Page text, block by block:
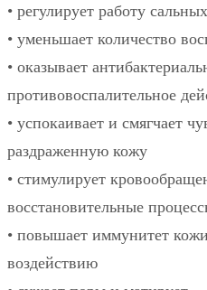
• регулирует работу
• уменьшает количество
• оказывает
противовоспалительное
• успокаивает и смягчает
раздраженную кожу
• стимулирует
восстановительные
• повышает иммунитет
воздействию